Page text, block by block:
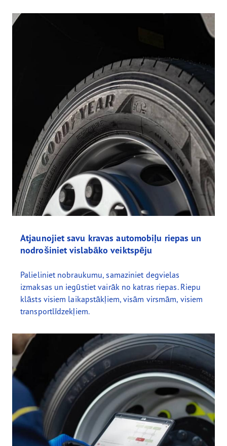
Atjaunojiet savu kravas automobiļu riepas un
nodrošiniet vislabāko veiktspēju
Palieliniet nobraukumu, samaziniet degvielas
izmaksas un iegūstiet vairāk no katras riepas. Riepu
klāsts visiem laikapstākļiem, visām virsmām, visiem
transportlīdzekļiem.